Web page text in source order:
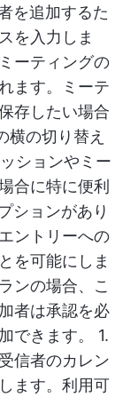
を追加するた
を入力しま
ーティングの
ます。ミーテ
存したい場合
横の切り替え
ションやミー
合に特に便利
ションがあり
ントリーへの
を可能にしま
ンの場合、こ
者は承認を必
できます。 1.
信者のカレン
ます。利用可